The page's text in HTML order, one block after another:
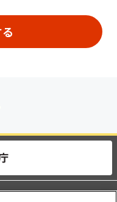
個人情報保護